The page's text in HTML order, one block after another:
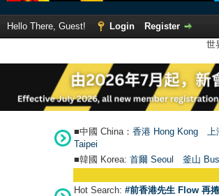
Hello There, Guest! Login
Register
世
■中國 China： 香港 Hong Kong
Taipei
■韓國 Korea: 首爾 Seoul 釜山
Hot Search: #前香港先生 Flow 再